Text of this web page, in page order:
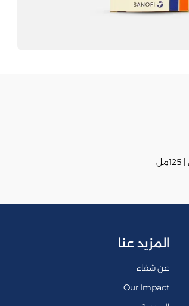
المزيد عنا
عن شفاء
Our Impact